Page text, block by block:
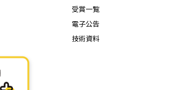
受賞一覧
電子公告
技術資料